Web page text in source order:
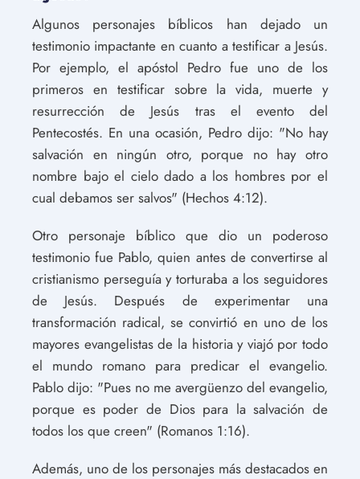
Algunos personajes bíblicos han dejado un
testimonio impactante en cuanto a testificar a Jesús.
Por ejemplo, el apóstol Pedro fue uno de los
primeros en testificar sobre la vida, muerte y
resurrección de Jesús tras el evento del
Pentecostés. En una ocasión, Pedro dijo: "No hay
salvación en ningún otro, porque no hay otro
nombre bajo el cielo dado a los hombres por el
cual debamos ser salvos" (Hechos 4:12).
Otro personaje bíblico que dio un poderoso
testimonio fue Pablo, quien antes de convertirse al
cristianismo perseguía y torturaba a los seguidores
de Jesús. Después de experimentar una
transformación radical, se convirtió en uno de los
mayores evangelistas de la historia y viajó por todo
el mundo romano para predicar el evangelio.
Pablo dijo: "Pues no me avergüenzo del evangelio,
porque es poder de Dios para la salvación de
todos los que creen" (Romanos 1:16).
Además, uno de los personajes más destacados en